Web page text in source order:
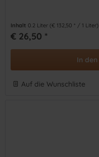
Inhalt 0.2 Liter (€ 132,50 * / 1 Liter)
€ 26,50 *
In den
Auf die Wunschliste